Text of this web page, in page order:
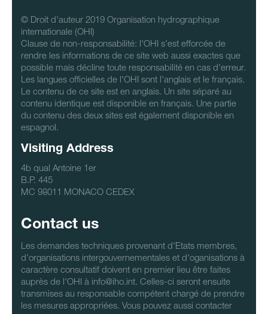
© Droit d'auteur 2019 Organisation hydrographique
internationale (OHI)
Clause de non-responsabilité: l'OHI s'est efforcée de
rendre les informations de ce site web aussi exactes que
possible mais décline toute responsabilité en cas d'erreur.
Les langues officielles de l'OHI sont l'anglais et le français.
Le contenu de ce site est en anglais. Un site séparé au
contenu identique est disponible en français. Une partie
du contenu des deux sites est également disponible en
espagnol.
Visiting Address
4b qual Antoine 1er
B.P. 445
MC 98011 MONACO CEDEX
Contact us
Les demandes techniques provenant d'Etats membres,
d'organisations intergouvernementales et d'oganisations à
caractère consultatif doivent en premier lieu être faites
auprès de l'OHI à info@iho.int. Celles-ci seront ensuite
transmises au responsable compétent chargé de prendre
les mesures appropriées. Vous pouvez aussi contacter